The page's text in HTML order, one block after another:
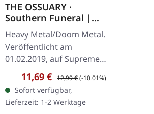
THE OSSUARY ·
Southern Funeral |
DIGIPAK CD
Heavy Metal/Doom Metal.
Veröffentlicht am
01.02.2019, auf Supreme
Chaos Records.
Erstauflage als CD im
DigiPak mit 12-seitigem
Booklet. Geht es dir…
Verkaufspreis:
11,69 € Regulärer Preis:
12,99 €(-10.01%)
Sofort verfügbar,
Lieferzeit: 1-2 Werktage